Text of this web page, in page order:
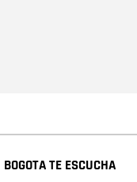
BOGOTA TE ESCUCHA